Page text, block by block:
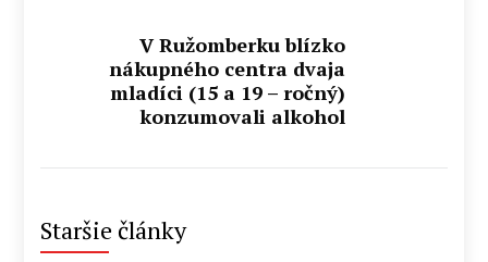
V Ružomberku blízko
nákupného centra dvaja
mladíci (15 a 19 – ročný)
konzumovali alkohol
Staršie články